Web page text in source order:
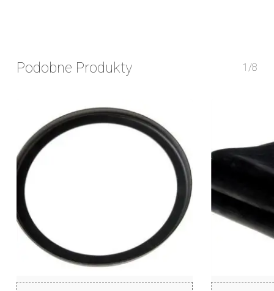
Podobne Produkty 1/8